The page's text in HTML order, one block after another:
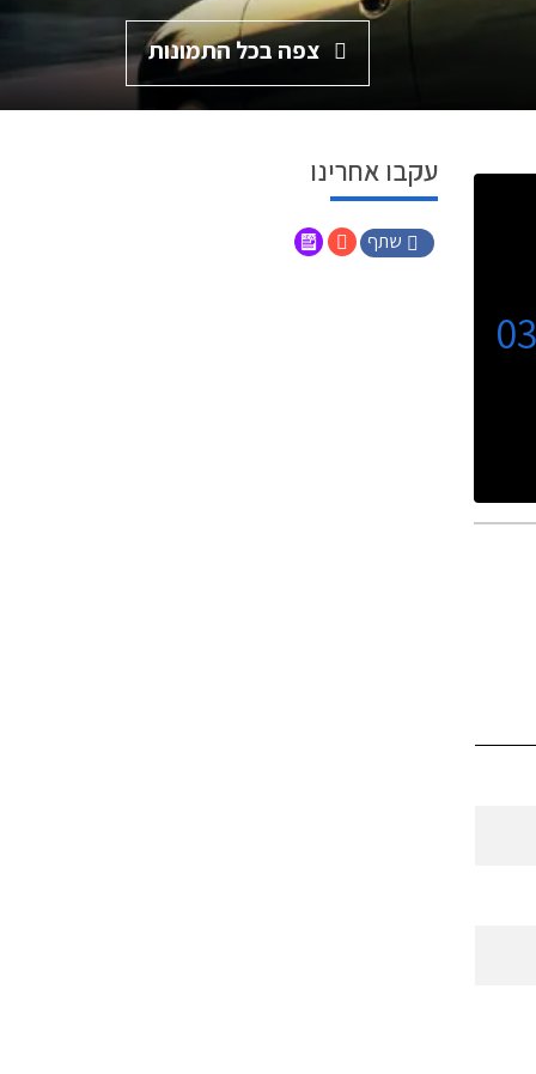
צפה בכל התמונות
עקבו אחרינו
שתף